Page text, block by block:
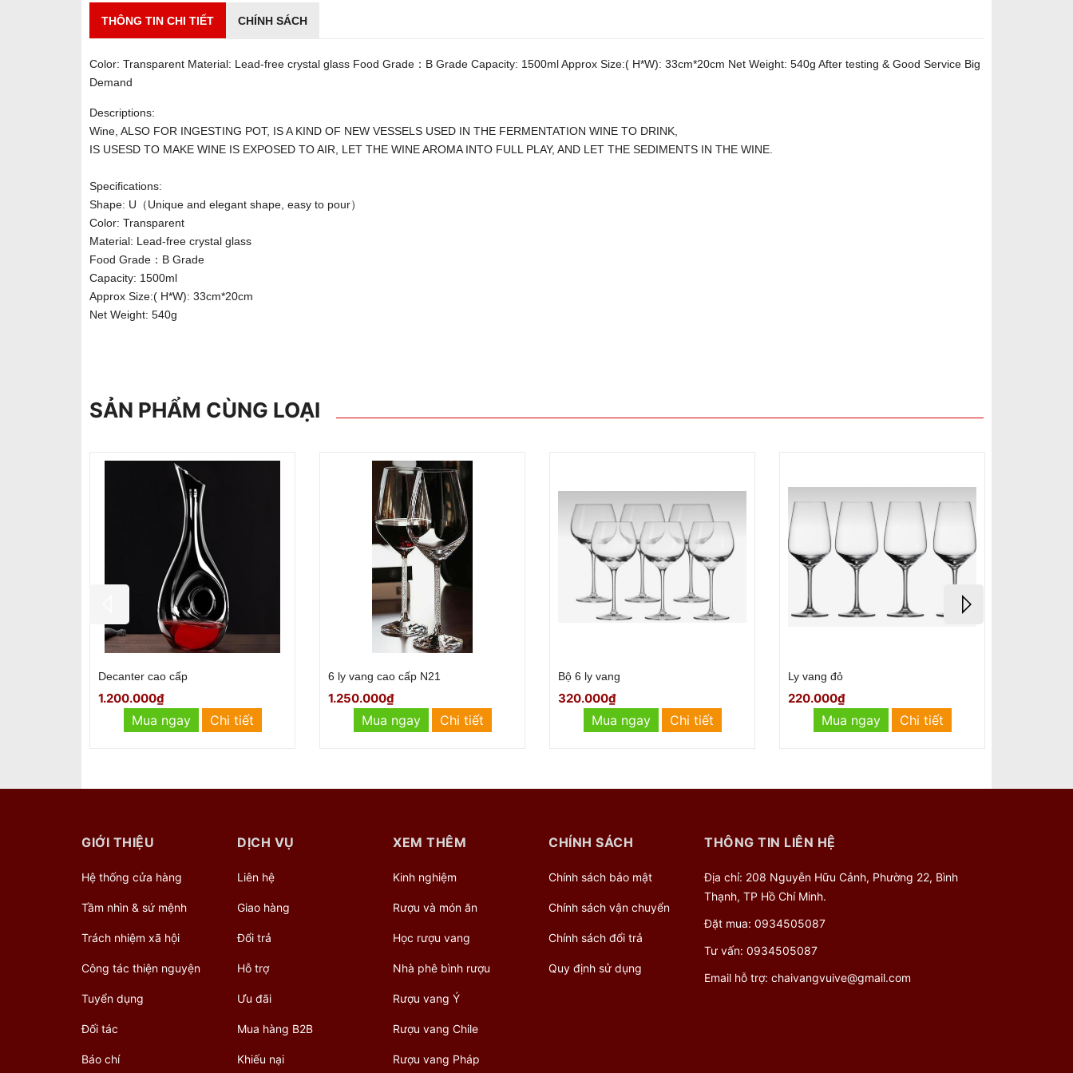
THÔNG TIN CHI TIẾT CHÍNH SÁCH
Color: Transparent Material: Lead-free crystal glass Food Grade：B Grade Capacity: 1500ml Approx Size:( H*W): 33cm*20cm Net Weight: 540g After testing & Good Service Big
Demand
Descriptions:
Wine, ALSO FOR INGESTING POT, IS A KIND OF NEW VESSELS USED IN THE FERMENTATION WINE TO DRINK,
IS USESD TO MAKE WINE IS EXPOSED TO AIR, LET THE WINE AROMA INTO FULL PLAY, AND LET THE SEDIMENTS IN THE WINE.
Specifications:
Shape: U（Unique and elegant shape, easy to pour）
Color: Transparent
Material: Lead-free crystal glass
Food Grade：B Grade
Capacity: 1500ml
Approx Size:( H*W): 33cm*20cm
Net Weight: 540g
SẢN PHẨM CÙNG LOẠI
Bộ 6 ly vang
320.000₫
Mua ngay Chi tiết
Ly vang đỏ
220.000₫
Mua ngay Chi tiết
Bộ ly vang thủy tinh
230.000₫
Mua ngay Chi tiết
Bộ 4 ly vang cao cấp
1.200.000₫
Mua ngay Chi tiết
GIỚI THIỆU
Hệ thống cửa hàng
Tầm nhìn & sứ mệnh
Trách nhiệm xã hội
Công tác thiện nguyện
Tuyển dụng
Đối tác
Báo chí
DỊCH VỤ
Liên hệ
Giao hàng
Đổi trả
Hỗ trợ
Ưu đãi
Mua hàng B2B
Khiếu nại
XEM THÊM
Kinh nghiệm
Rượu và món ăn
Học rượu vang
Nhà phê bình rượu
Rượu vang Ý
Rượu vang Chile
Rượu vang Pháp
CHÍNH SÁCH
Chính sách bảo mật
Chính sách vận chuyển
Chính sách đổi trả
Quy định sử dụng
THÔNG TIN LIÊN HỆ
Địa chỉ: 208 Nguyễn Hữu Cảnh, Phường 22, Bình
Thạnh, TP Hồ Chí Minh.
Đặt mua: 0934505087
Tư vấn: 0934505087
Email hỗ trợ: chaivangvuive@gmail.com